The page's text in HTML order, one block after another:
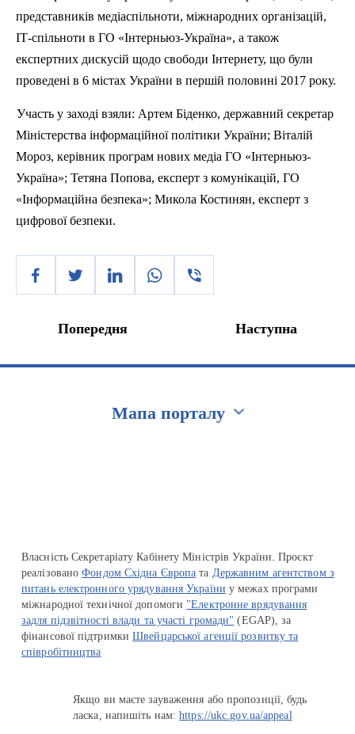
представників медіаспільноти, міжнародних організацій,
ІT-спільноти в ГО «Інтерньюз-Україна», а також
експертних дискусій щодо свободи Інтернету, що були
проведені в 6 містах України в першій половині 2017 року.
Участь у заході взяли: Артем Біденко, державний секретар
Міністерства інформаційної політики України; Віталій
Мороз, керівник програм нових медіа ГО «Інтерньюз-
Україна»; Тетяна Попова, експерт з комунікацій, ГО
«Інформаційна безпека»; Микола Костинян, експерт з
цифрової безпеки.
Попередня Наступна
Мапа порталу
Власність Секретаріату Кабінету Міністрів України. Проєкт
реалізованоФондом Східна Європа та Державним агентством з
питань електронного урядування України у межах програми
міжнародної технічної допомоги "Електронне врядування
задля підзвітності влади та участі громади" (EGAP), за
фінансової підтримкиШвейцарської агенції розвитку та
співробітництва
Якщо ви маєте зауваження або пропозиції, будь
ласка, напишіть нам:https://ukc.gov.ua/appeal